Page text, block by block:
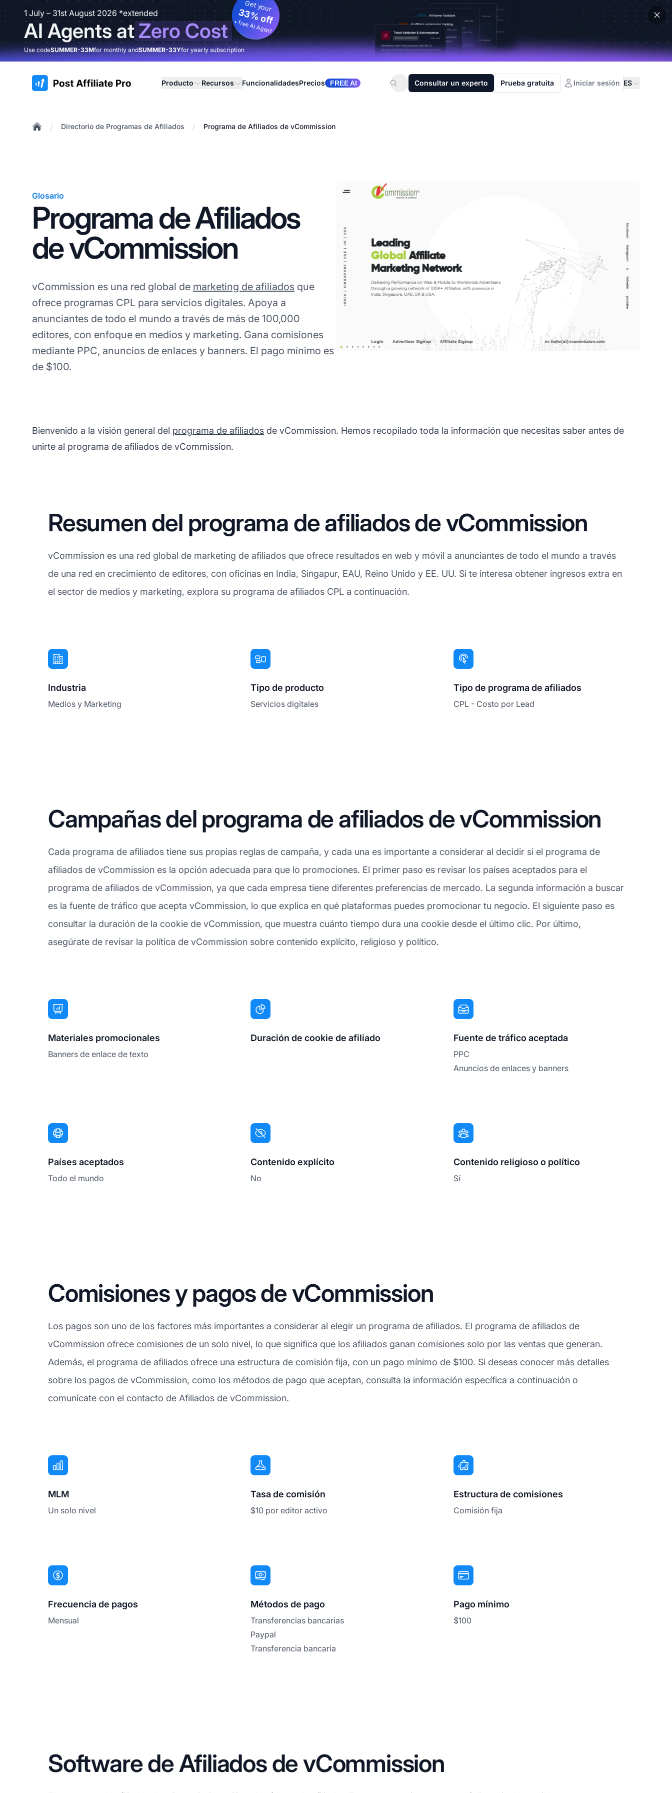
1 July – 31st August 2026 *extended
AI Agents atZero Cost
Get your
33% off
+ free AI Agent
Use codeSUMMER-33Mfor monthly andSUMMER-33Yfor yearly subscription
:site.title Producto Recursos FuncionalidadesPrecios FREE AI Consultar un experto Prueba gratuita Iniciar sesión ES
/ Directorio de Programas de Afiliados / Programa de Afiliados de vCommission
Glosario
Programa de Afiliados
de vCommission
vCommission es una red global de marketing de afiliados que
ofrece programas CPL para servicios digitales. Apoya a
anunciantes de todo el mundo a través de más de 100,000
editores, con enfoque en medios y marketing. Gana comisiones
mediante PPC, anuncios de enlaces y banners. El pago mínimo es
de $100.
Bienvenido a la visión general del programa de afiliados de vCommission. Hemos recopilado toda la información que necesitas saber antes de
unirte al programa de afiliados de vCommission.
Resumen del programa de afiliados de vCommission
vCommission es una red global de marketing de afiliados que ofrece resultados en web y móvil a anunciantes de todo el mundo a través
de una red en crecimiento de editores, con oficinas en India, Singapur, EAU, Reino Unido y EE. UU. Si te interesa obtener ingresos extra en
el sector de medios y marketing, explora su programa de afiliados CPL a continuación.
Industria
Medios y Marketing
Tipo de producto
Servicios digitales
Tipo de programa de afiliados
CPL - Costo por Lead
Campañas del programa de afiliados de vCommission
Cada programa de afiliados tiene sus propias reglas de campaña, y cada una es importante a considerar al decidir si el programa de
afiliados de vCommission es la opción adecuada para que lo promociones. El primer paso es revisar los países aceptados para el
programa de afiliados de vCommission, ya que cada empresa tiene diferentes preferencias de mercado. La segunda información a buscar
es la fuente de tráfico que acepta vCommission, lo que explica en qué plataformas puedes promocionar tu negocio. El siguiente paso es
consultar la duración de la cookie de vCommission, que muestra cuánto tiempo dura una cookie desde el último clic. Por último,
asegúrate de revisar la política de vCommission sobre contenido explícito, religioso y político.
Materiales promocionales
Banners de enlace de texto
Duración de cookie de afiliado Fuente de tráfico aceptada
PPC
Anuncios de enlaces y banners
Países aceptados
Todo el mundo
Contenido explícito
No
Contenido religioso o político
Sí
Comisiones y pagos de vCommission
Los pagos son uno de los factores más importantes a considerar al elegir un programa de afiliados. El programa de afiliados de
vCommission ofrece comisiones de un solo nivel, lo que significa que los afiliados ganan comisiones solo por las ventas que generan.
Además, el programa de afiliados ofrece una estructura de comisión fija, con un pago mínimo de $100. Si deseas conocer más detalles
sobre los pagos de vCommission, como los métodos de pago que aceptan, consulta la información específica a continuación o
comunícate con el contacto de Afiliados de vCommission.
MLM
Un solo nivel
Tasa de comisión
$10 por editor activo
Estructura de comisiones
Comisión fija
Frecuencia de pagos
Mensual
Métodos de pago
Transferencias bancarias
Paypal
Transferencia bancaria
Pago mínimo
$100
Software de Afiliados de vCommission